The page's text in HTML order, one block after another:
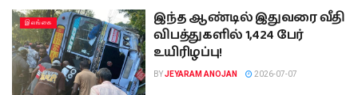
இலங்கை
இந்த ஆண்டில் இதுவரை வீதி
விபத்துகளில் 1,424 பேர்
உயிரிழப்பு!
BYJEYARAM ANOJAN 2026-07-07